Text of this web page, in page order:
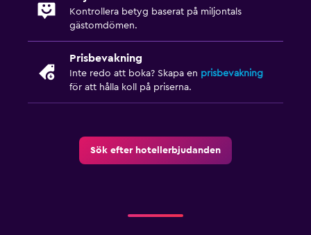
Trädgård
Terrass/uteplats
Parkering och transport
Flygbuss (tilläggsavgift)
Kontrollera betyg baserat på miljontals
gästomdömen.
Prisbevakning
Inte redo att boka? Skapa en prisbevakning
för att hålla koll på priserna.
Sök efter hotellerbjudanden